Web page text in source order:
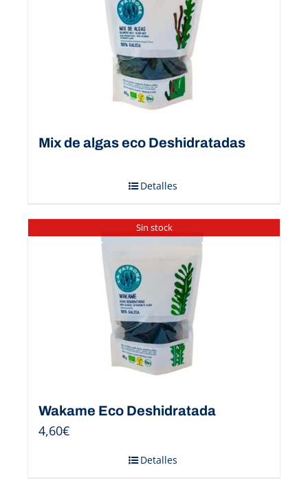
Mix de algas eco Deshidratadas
Detalles
Sin stock
Wakame Eco Deshidratada
4,60€
Detalles